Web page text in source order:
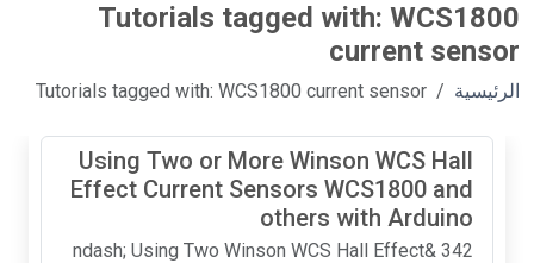
Tutorials tagged with: WCS1800
current sensor
الرئيسية Tutorials tagged with: WCS1800 current sensor
Using Two or More Winson WCS Hall
Effect Current Sensors WCS1800 and
others with Arduino
342 &ndash; Using Two Winson WCS Hall Effect